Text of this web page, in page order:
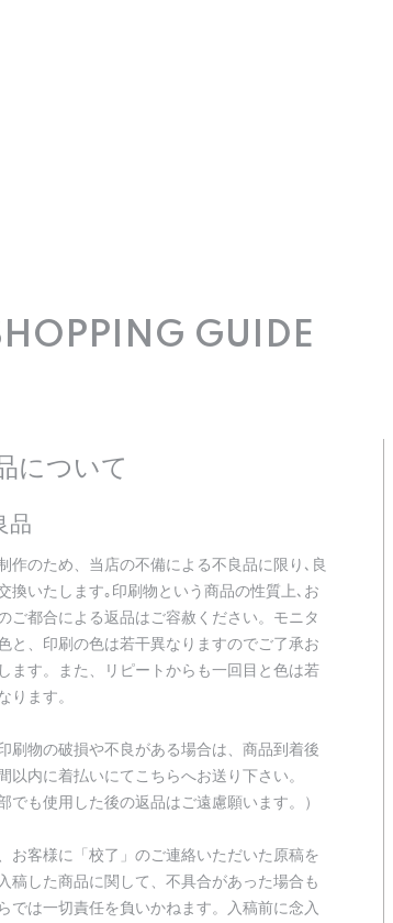
GUIDE
について
品
作のため、当店の不備による不良品に限り､良
換いたします｡印刷物という商品の性質上､お
ご都合による返品はご容赦ください。モニタ
と、印刷の色は若干異なりますのでご了承お
ます。また、リピートからも一回目と色は若
ります。
刷物の破損や不良がある場合は、商品到着後
以内に着払いにてこちらへお送り下さい。
部でも使用した後の返品はご遠慮願います。）
お客様に「校了」のご連絡いただいた原稿を
稿した商品に関して、不具合があった場合も
では一切責任を負いかねます。入稿前に念入